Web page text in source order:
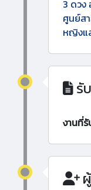
3 ดวง
ศูนย์ส
หญิงแ
รั
งานที่